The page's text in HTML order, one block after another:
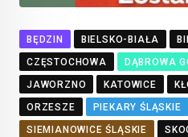
BĘDZIN BIELSKO-BIAŁA
CZĘSTOCHOWA
DĄBROWA
JAWORZNO
KATOWICE
ORZESZE
PIEKARY ŚLĄSKIE
SIEMIANOWICE ŚLĄSKIE